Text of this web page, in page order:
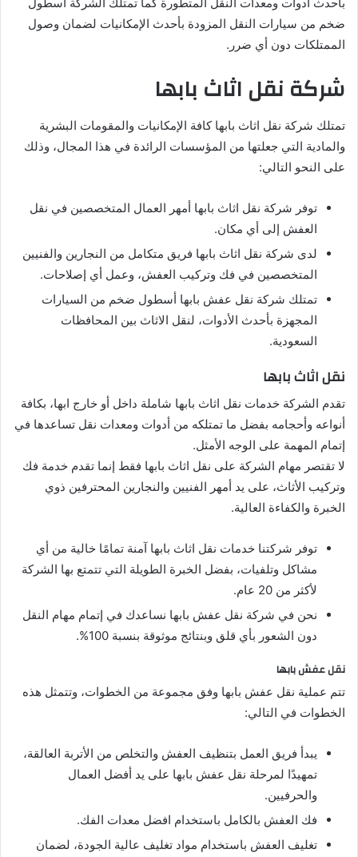
ضخم من سيارات النقل المزودة بأحدث الإمكانيات لضمان وصول
الممتلكات دون أي ضرر.
شركة نقل اثاث بابها
تمتلك شركة نقل اثاث بابها كافة الإمكانيات والمقومات البشرية
والمادية التي جعلتها من المؤسسات الرائدة في هذا المجال، وذلك
على النحو التالي:
توفر شركة نقل اثاث بابها أمهر العمال المتخصصين في نقل
العفش إلى أي مكان.
لدى شركة نقل اثاث بابها فريق متكامل من النجارين والفنيين
المتخصصين في فك وتركيب العفش، وعمل أي إصلاحات.
تمتلك شركة نقل عفش بابها أسطول ضخم من السيارات
المجهزة بأحدث الأدوات، لنقل الاثاث بين المحافظات
السعودية.
نقل اثاث بابها
تقدم الشركة خدمات نقل اثاث بابها شاملة داخل أو خارج ابها، بكافة
أنواعه وأحجامه بفضل ما تمتلكه من أدوات ومعدات نقل تساعدها في
إتمام المهمة على الوجه الأمثل.
لا تقتصر مهام الشركة على نقل اثاث بابها فقط إنما تقدم خدمة فك
وتركيب الأثاث، على يد أمهر الفنيين والنجارين المحترفين ذوي
الخبرة والكفاءة العالية.
توفر شركتنا خدمات نقل اثاث بابها آمنة تمامًا خالية من أي
مشاكل وتلفيات، بفضل الخبرة الطويلة التي تتمتع بها الشركة
لأكثر من 20 عام.
نحن في شركة نقل عفش بابها نساعدك في إتمام مهام النقل
دون الشعور بأي قلق وبنتائج موثوقة بنسبة 100%.
نقل عفش بابها
تتم عملية نقل عفش بابها وفق مجموعة من الخطوات، وتتمثل هذه
الخطوات في التالي:
يبدأ فريق العمل بتنظيف العفش والتخلص من الأتربة العالقة،
تمهيدًا لمرحلة نقل عفش بابها على يد أفضل العمال
والحرفيين.
فك العفش بالكامل باستخدام افضل معدات الفك.
تغليف العفش باستخدام مواد تغليف عالية الجودة، لضمان